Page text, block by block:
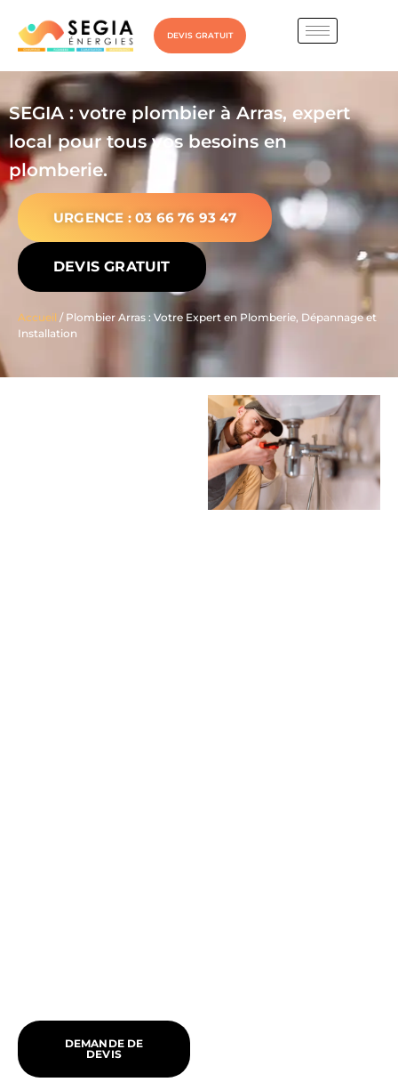
DEVIS GRATUIT
SEGIA : votre plombier à Arras, expert
local pour tous vos besoins en
plomberie.
URGENCE : 03 66 76 93 47
DEVIS GRATUIT
Accueil / Plombier Arras : Votre Expert en Plomberie, Dépannage et
Installation
DEMANDE DE
DEVIS